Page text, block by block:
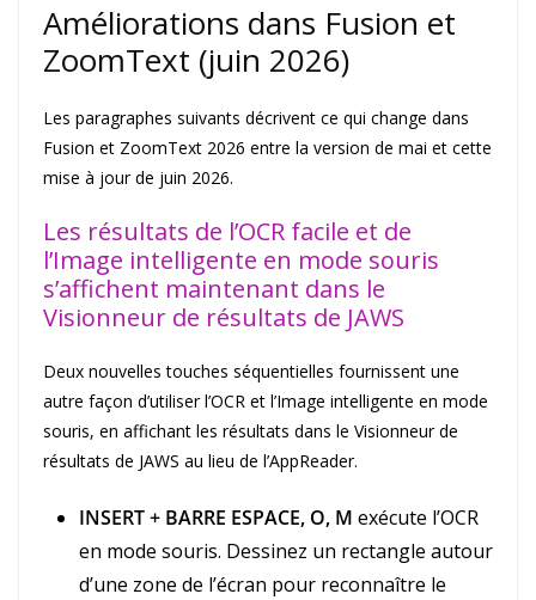
Améliorations dans Fusion et
ZoomText (juin 2026)
Les paragraphes suivants décrivent ce qui change dans
Fusion et ZoomText 2026 entre la version de mai et cette
mise à jour de juin 2026.
Les résultats de l’OCR facile et de
l’Image intelligente en mode souris
s’affichent maintenant dans le
Visionneur de résultats de JAWS
Deux nouvelles touches séquentielles fournissent une
autre façon d’utiliser l’OCR et l’Image intelligente en mode
souris, en affichant les résultats dans le Visionneur de
résultats de JAWS au lieu de l’AppReader.
INSERT + BARRE ESPACE, O, M exécute l’OCR
en mode souris. Dessinez un rectangle autour
d’une zone de l’écran pour reconnaître le